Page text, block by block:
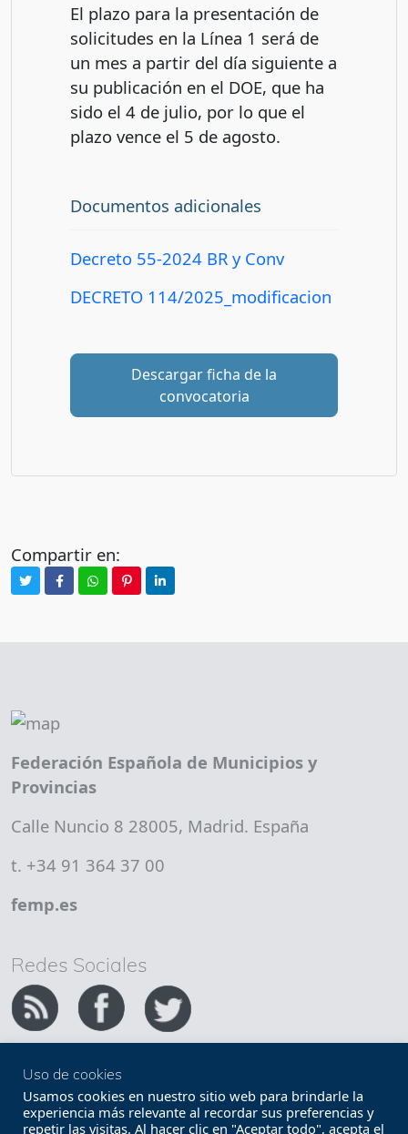
El plazo para la presentación de
solicitudes en la Línea 1 será de
un mes a partir del día siguiente a
su publicación en el DOE, que ha
sido el 4 de julio, por lo que el
plazo vence el 5 de agosto.
Documentos adicionales
Decreto 55-2024 BR y Conv
DECRETO 114/2025_modificacion
Descargar ficha de la
convocatoria
Compartir en:
Federación Española de Municipios y
Provincias
Calle Nuncio 8 28005, Madrid. España
t. +34 91 364 37 00
femp.es
Redes Sociales
Copyright FEMP
Accesibilidad
Uso de cookies
Usamos cookies en nuestro sitio web para brindarle la
experiencia más relevante al recordar sus preferencias y
repetir las visitas. Al hacer clic en "Aceptar todo", acepta el